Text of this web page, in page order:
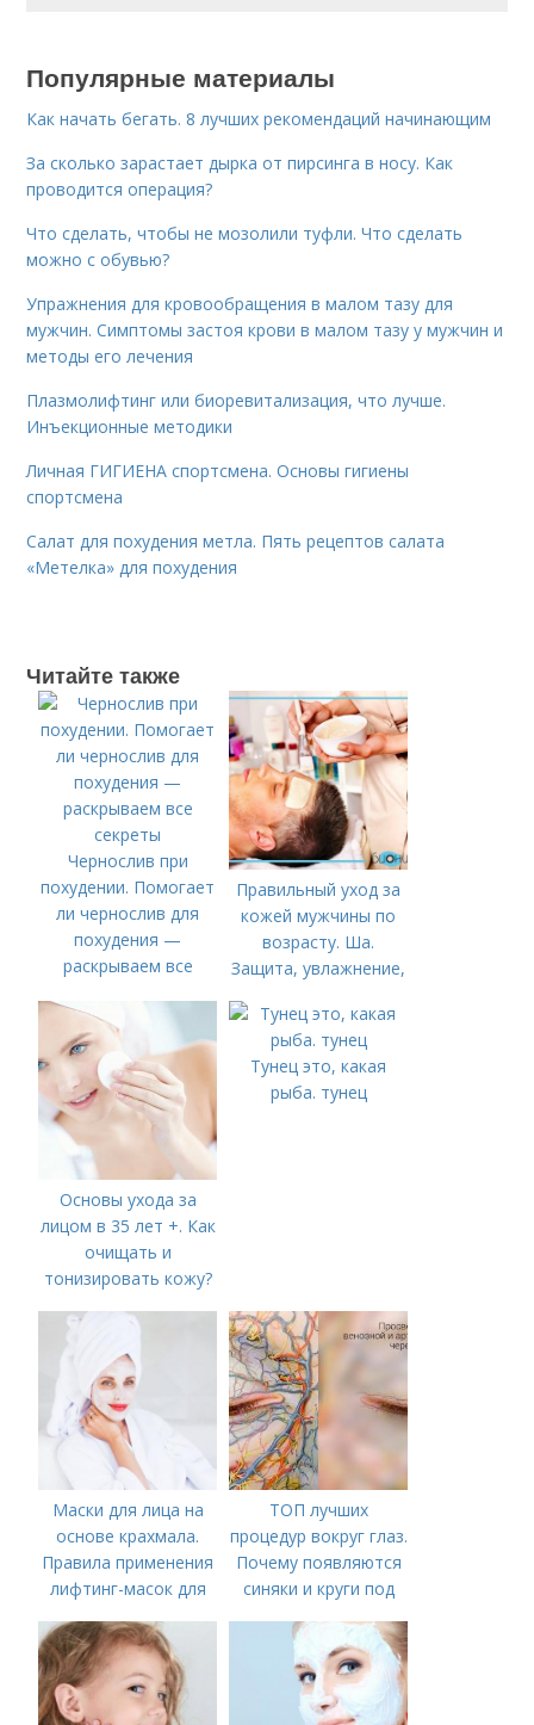
Популярные материалы
Как начать бегать. 8 лучших рекомендаций начинающим
За сколько зарастает дырка от пирсинга в носу. Как
проводится операция?
Что сделать, чтобы не мозолили туфли. Что сделать
можно с обувью?
Упражнения для кровообращения в малом тазу для
мужчин. Симптомы застоя крови в малом тазу у мужчин и
методы его лечения
Плазмолифтинг или биоревитализация, что лучше.
Инъекционные методики
Личная ГИГИЕНА спортсмена. Основы гигиены
спортсмена
Салат для похудения метла. Пять рецептов салата
«Метелка» для похудения
Читайте также
Чернослив при
похудении. Помогает
ли чернослив для
похудения —
раскрываем все
Правильный уход за
кожей мужчины по
возрасту. Ша.
Защита, увлажнение,
Основы ухода за
лицом в 35 лет +. Как
очищать и
тонизировать кожу?
Тунец это, какая
рыба. тунец
Маски для лица на
основе крахмала.
Правила применения
лифтинг-масок для
ТОП лучших
процедур вокруг глаз.
Почему появляются
синяки и круги под